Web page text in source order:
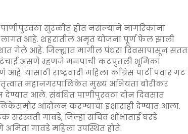
सुरळीत होत नसल्याने नागरिकांना
लागत आहे. शहरातील अमृत योजना पूर्ण फेल झाली
गेले आहे. जिल्ह्यात मागील पंधरा दिवसापासून सतत
टंचाई असणे म्हणजे मनपाची कटपुतली भूमिका
यासाठी राष्ट्रवादी महिला काँग्रेस पार्टी पवार गट
महानगरपालिकेत मुख्य अभियंता बोरीकर
आले. संबंधित पाणीपुरवठा दोन दिवसात
आंदोलन करण्याचा इशाराही देण्यात आला.
सरस्वती गावंडे, जिल्हा सचिव शोभाताई घरडे
अमिता गावंडे महिला उपस्थित होते.